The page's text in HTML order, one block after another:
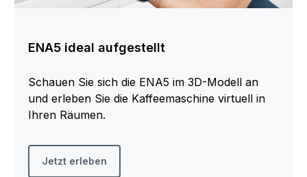
ENA5 ideal aufgestellt
Schauen Sie sich die ENA5 im 3D-Modell an
und erleben Sie die Kaffeemaschine virtuell in
Ihren Räumen.
Jetzt erleben